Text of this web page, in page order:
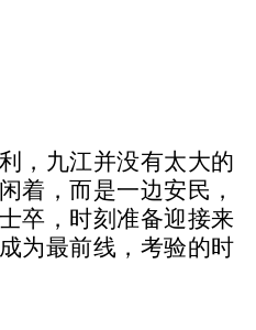
，九江并没有太大的
着，而是一边安民，
卒，时刻准备迎接来
为最前线，考验的时